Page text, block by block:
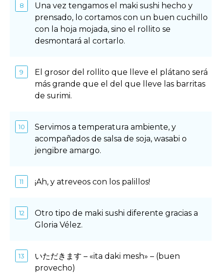
Una vez tengamos el maki sushi hecho y
prensado, lo cortamos con un buen cuchillo
con la hoja mojada, sino el rollito se
desmontará al cortarlo.
El grosor del rollito que lleve el plátano será
más grande que el del que lleve las barritas
de surimi.
Servimos a temperatura ambiente, y
acompañados de salsa de soja, wasabi o
jengibre amargo.
¡Ah, y atreveos con los palillos!
Otro tipo de maki sushi diferente gracias a
Gloria Vélez.
いただきます – «ita daki mesh» – (buen
provecho)